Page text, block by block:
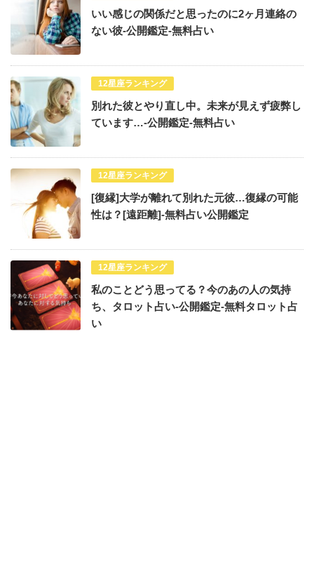
いい感じの関係だと思ったのに2ヶ月連絡の
ない彼-公開鑑定-無料占い
12星座ランキング
別れた彼とやり直し中。未来が見えず疲弊し
ています…-公開鑑定-無料占い
12星座ランキング
[復縁]大学が離れて別れた元彼…復縁の可能
性は？[遠距離]-無料占い公開鑑定
12星座ランキング
私のことどう思ってる？今のあの人の気持
ち、タロット占い-公開鑑定-無料タロット占
い